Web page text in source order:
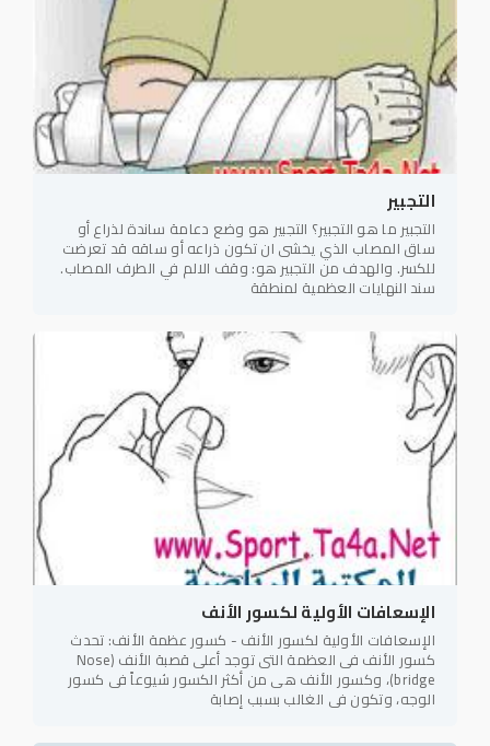
التجبير
التجبير ما هو التجبير؟ التجبير هو وضع دعامة ساندة لذراع أو
ساق المصاب الذي يخشى ان تكون ذراعه أو ساقه قد تعرضت
للكسر. والهدف من التجبير هو: وقف الالم في الطرف المصاب.
سند النهايات العظمية لمنطقة
الإسعافات الأولية لكسور الأنف
الإسعافات الأولية لكسور الأنف - كسور عظمة الأنف: تحدث
كسور الأنف فى العظمة التى توجد أعلى قصبة الأنف (Nose
bridge)، وكسور الأنف هى من أكثر الكسور شيوعاً فى كسور
الوجه، وتكون فى الغالب بسبب إصابة